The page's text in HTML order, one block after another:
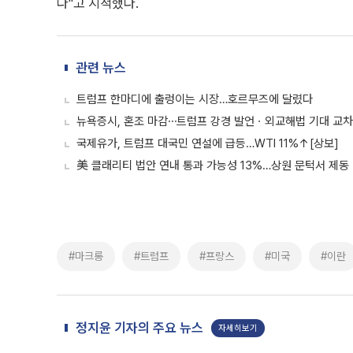
다"고 지적했다.
관련 뉴스
트럼프 한마디에 출렁이는 시장…호르무즈에 달렸다
뉴욕증시, 혼조 마감⋯트럼프 강경 발언ㆍ외교해법 기대 교
국제유가, 트럼프 대국민 연설에 급등…WTI 11%↑[상보]
美 클래리티 법안 연내 통과 가능성 13%…상원 문턱서 제동
#마크롱 #트럼프 #프랑스 #미국 #이란
정지윤 기자의 주요 뉴스 자세히보기